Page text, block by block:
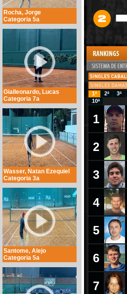
Rocha, Jorge
Categoria 5a
Gialleonardo, Lucas
Categoria 7a
Wasser, Natan Ezequiel
Categoria 3a
Santome, Alejo
Categoria 5a
1ª 2ª 3ª
10ª
1
2
3
4
5
6
7